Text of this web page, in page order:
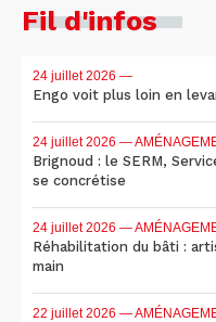
Fil d'infos
24 juillet 2026 —
Engo voit plus loin en
24 juillet 2026 —
Brignoud : le SERM,
se concrétise
24 juillet 2026 —
Réhabilitation du bâti :
main
22 juillet 2026 —